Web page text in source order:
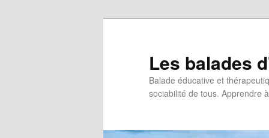
Les balades
Balade éducative et
sociabilité de tous. Apprendre